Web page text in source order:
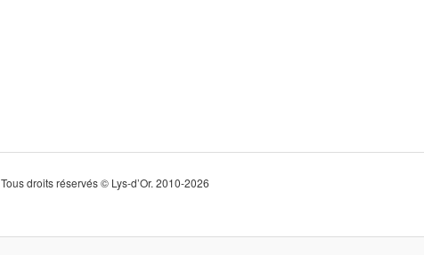
Tous droits réservés © Lys-d’Or. 2010-2026